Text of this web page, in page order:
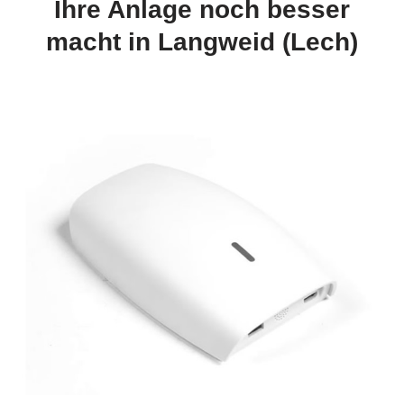
Ihre Anlage noch besser
macht in Langweid (Lech)